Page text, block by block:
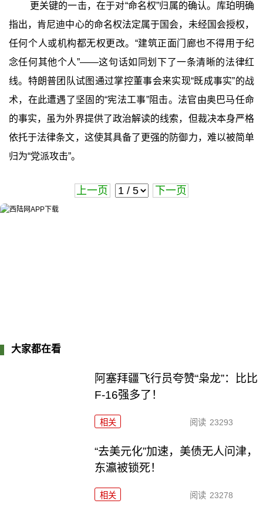
更关键的一击，在于对“命名权”归属的确认。库珀明确
指出，肯尼迪中心的命名权法定属于国会，未经国会授权，
任何个人或机构都无权更改。“建筑正面门廊也不得用于纪
念任何其他个人”——这句话如同划下了一条清晰的法律红
线。特朗普团队试图通过掌控董事会来实现“既成事实”的战
术，在此遭遇了坚固的“宪法工事”阻击。法官由奥巴马任命
的事实，虽为外界提供了政治解读的线索，但裁决本身严格
依托于法律条文，这使其具备了更强的防御力，难以被简单
归为“党派攻击”。
上一页 下一页
大家都在看
阿塞拜疆飞行员夸赞“枭龙”：比比
F-16强多了！
相关 阅读 23293
“去美元化”加速，美债无人问津，
东瀛被锁死！
相关 阅读 23278